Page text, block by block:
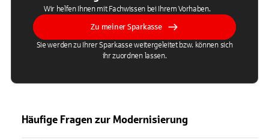
Wir helfen Ihnen mit Fachwissen bei Ihrem Vorhaben.
Zu meiner Sparkasse
Sie werden zu Ihrer Sparkasse weitergeleitet bzw. können sich
ihr zuordnen lassen.
Häufige Fragen zur Modernisierung